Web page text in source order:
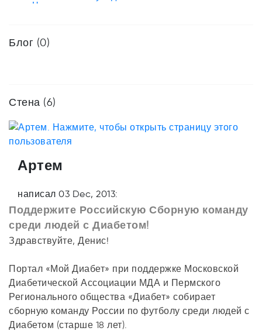
Блог (0)
Стена (6)
Артем
написал 03 Dec, 2013:
Поддержите Российскую Сборную команду
среди людей с Диабетом!
Здравствуйте, Денис!
Портал «Мой Диабет» при поддержке Московской
Диабетической Ассоциации МДА и Пермского
Регионального общества «Диабет» собирает
сборную команду России по футболу среди людей с
Диабетом (старше 18 лет).